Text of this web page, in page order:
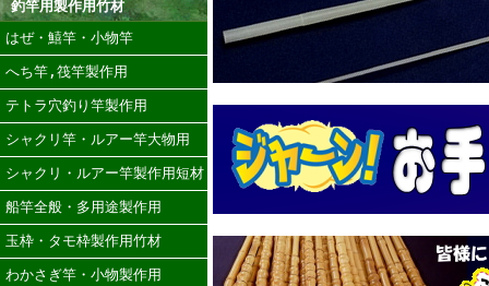
釣竿用製作用竹材
はぜ・鱚竿・小物竿
へち竿,筏竿製作用
テトラ穴釣り竿製作用
シャクリ竿・ルアー竿大物用
シャクリ・ルアー竿製作用短材
船竿全般・多用途製作用
玉枠・タモ枠製作用竹材
わかさぎ竿・小物製作用